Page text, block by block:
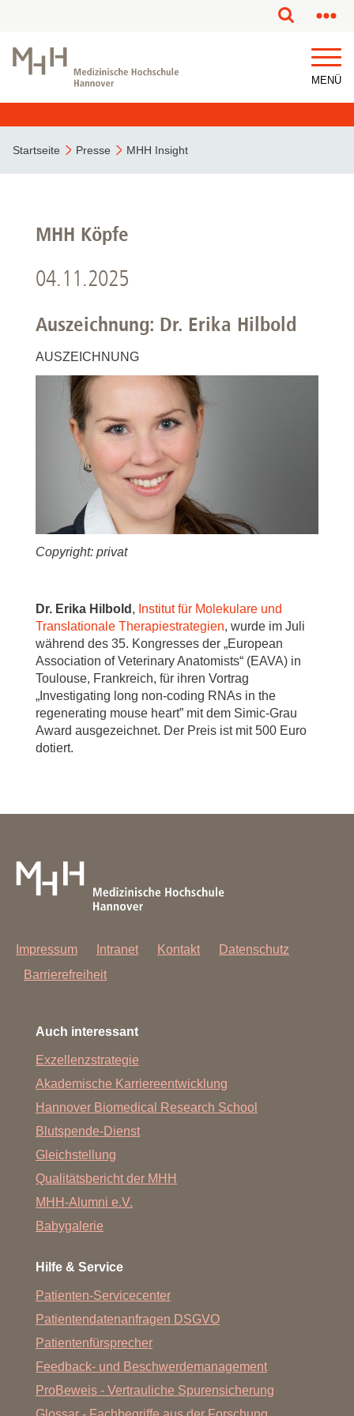
MENÜ
Startseite Presse MHH Insight
MHH Köpfe
04.11.2025
Auszeichnung: Dr. Erika Hilbold
AUSZEICHNUNG
Copyright: privat
Dr. Erika Hilbold , Institut für Molekulare und
Translationale Therapiestrategien, wurde im Juli
während des 35. Kongresses der „European
Association of Veterinary Anatomists“ (EAVA) in
Toulouse, Frankreich, für ihren Vortrag
„Investigating long non-coding RNAs in the
regenerating mouse heart” mit dem Simic-Grau
Award ausgezeichnet. Der Preis ist mit 500 Euro
dotiert.
Impressum Intranet Kontakt
Datenschutz
Barrierefreiheit
Auch interessant
Exzellenzstrategie
Akademische Karriereentwicklung
Hannover Biomedical Research School
Blutspende-Dienst
Gleichstellung
Qualitätsbericht der MHH
MHH-Alumni e.V.
Babygalerie
Hilfe & Service
Patienten-Servicecenter
Patientendatenanfragen DSGVO
Patientenfürsprecher
Feedback- und Beschwerdemanagement
ProBeweis - Vertrauliche Spurensicherung